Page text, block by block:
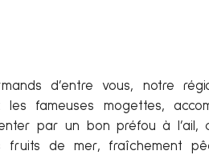
d’entre vous, notre
les fameuses mogettes,
par un bon préfou à
fruits de mer, fraîchement